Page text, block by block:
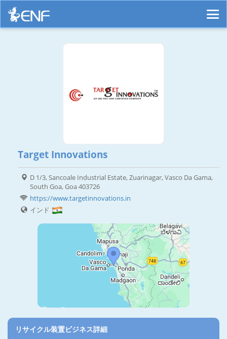
Target Innovations
D 1/3, Sancoale Industrial Estate, Zuarinagar, Vasco Da Gama,
South Goa, Goa 403726
https://www.targetinnovations.in
インド
リサイクル装置ビジネス詳細